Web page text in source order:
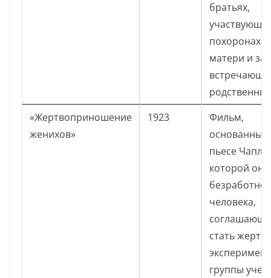
братьях,
похоронах
матери и
«Жертвоприношение
женихов»
1923
Фильм,
основанный
пьесе
которой он
человека,
стать
группы